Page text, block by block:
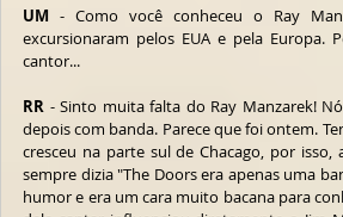
UM - Como você conheceu o Ray
excursionaram pelos EUA e pela Europa.
cantor...
RR - Sinto muita falta do Ray Manzarek!
depois com banda. Parece que foi ontem.
cresceu na parte sul de Chacago, por
sempre dizia "The Doors era apenas uma
humor e era um cara muito bacana para